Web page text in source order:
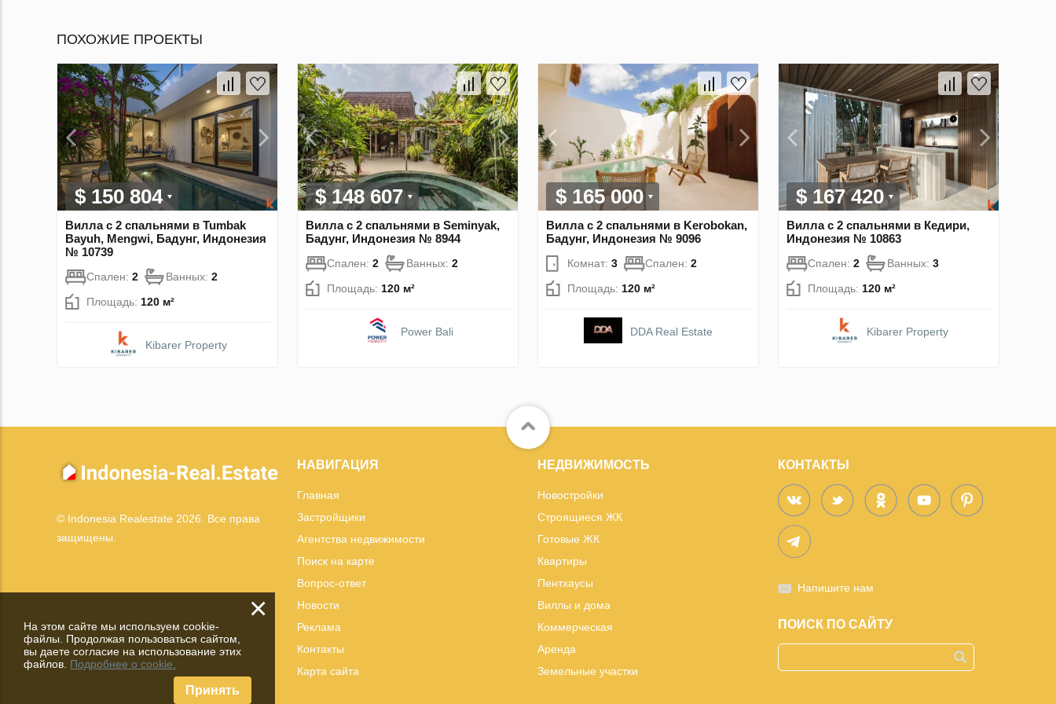
ПОХОЖИЕ ПРОЕКТЫ
$ 150 804
Вилла с 2 спальнями в Tumbak
Bayuh, Mengwi, Бадунг, Индонезия
№ 10739
Спален: 2 Ванных: 2
Площадь: 120 м²
Kibarer Property
$ 148 607
Вилла с 2 спальнями в Seminyak,
Бадунг, Индонезия № 8944
Спален: 2 Ванных: 2
Площадь: 120 м²
Power Bali
$ 165 000
Вилла с 2 спальнями в Kerobokan,
Бадунг, Индонезия № 9096
Комнат: 3 Спален: 2
Площадь: 120 м²
DDA Real Estate
$ 167 420
Вилла с 2 спальнями в Кедири,
Индонезия № 10863
Спален: 2 Ванных: 3
Площадь: 120 м²
Kibarer Property
© Indonesia Realestate 2026. Все права
защищены.
НАВИГАЦИЯ
Главная
Застройщики
Агентства недвижимости
Поиск на карте
Вопрос-ответ
Новости
Реклама
Контакты
Карта сайта
НЕДВИЖИМОСТЬ
Новостройки
Строящиеся ЖК
Готовые ЖК
Квартиры
Пентхаусы
Виллы и дома
Коммерческая
Аренда
Земельные участки
КОНТАКТЫ
Напишите нам
ПОИСК ПО САЙТУ
×
На этом сайте мы используем cookie-
файлы. Продолжая пользоваться сайтом,
вы даете согласие на использование этих
файлов. Подробнее о cookie.
Принять